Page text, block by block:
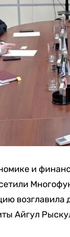
и
возглавила
Айгул